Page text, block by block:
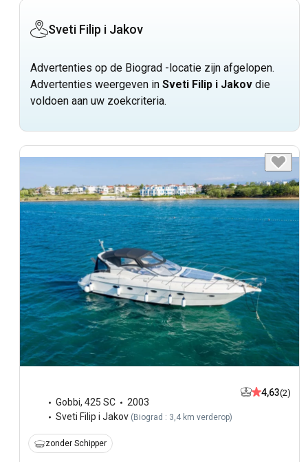
Sveti Filip i Jakov
Advertenties op de Biograd -locatie zijn afgelopen.
Advertenties weergeven in Sveti Filip i Jakov die
voldoen aan uw zoekcriteria.
Gobbi, 425 SC
2003
Sveti Filip i Jakov ( Biograd : 3,4 km verderop)
4,63(2)
zonder Schipper